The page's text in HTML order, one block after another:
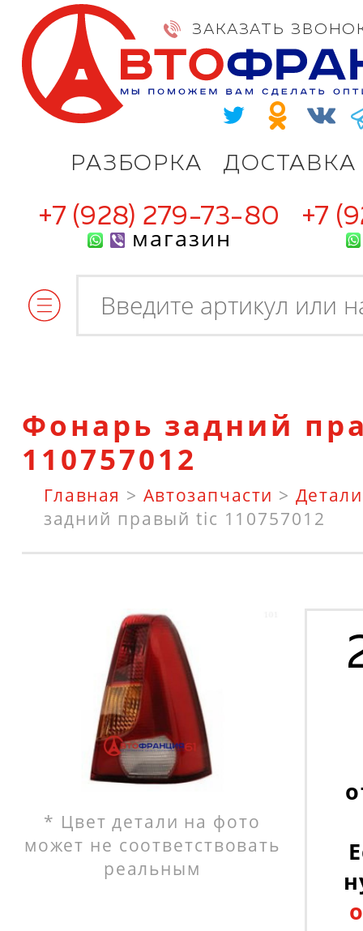
РАЗБОРКА ДОСТАВКА
ЗАКАЗАТЬ
+7 (928) 279-73-80
магазин
+7
Фонарь задний
110757012
Главная > Автозапчасти >
задний правый tic 110757012
* Цвет детали на фото
может не соответствовать
реальным